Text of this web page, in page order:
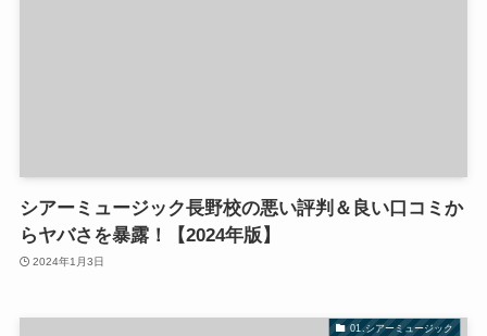
シアーミュージック長野校の悪い評判＆良い口コミか
らヤバさを暴露！【2024年版】
2024年1月3日
01.シアーミュージック